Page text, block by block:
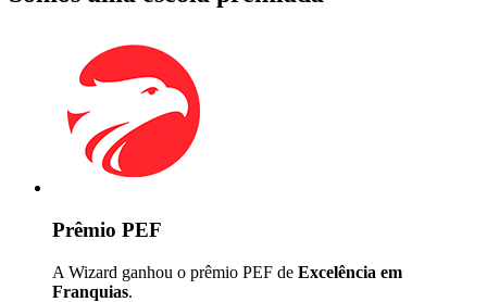
Prêmio PEF
A Wizard ganhou o prêmio PEF de Excelência em
Franquias.